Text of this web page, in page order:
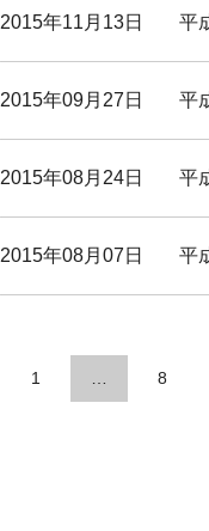
2015年11月13日 平
2015年09月27日 平
2015年08月24日 平
2015年08月07日 平
1 8